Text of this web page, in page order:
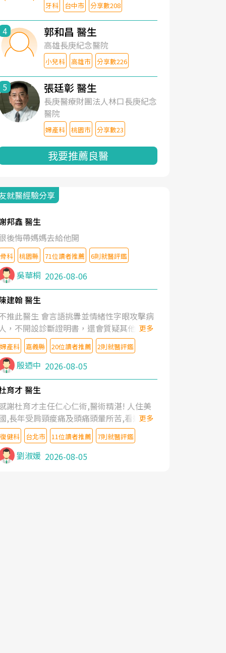
牙科 台中市 分享數208
4 郭和昌 醫生
高雄長庚紀念醫院
小兒科 高雄市 分享數226
5 張廷彰 醫生
長庚醫療財團法人林口長庚紀念
醫院
婦產科 桃園市 分享數23
我要推薦良醫
就醫經驗分享
邦鑫 醫生
後悔帶媽媽去給他開
骨科 桃園縣 71位讀者推薦 6則就醫評鑑
吳華桐 2026-08-06
建翰 醫生
推此醫生 會言語挑釁並情緒性字眼攻擊病
，不開設診斷證明書，還會質疑其他醫生
判斷！
更多
婦產科 嘉義縣 20位讀者推薦 2則就醫評鑑
殷迺中 2026-08-05
育才 醫生
謝杜育才主任仁心仁術,醫術精湛! 人住美
,長年受肩頸痠痛及頭痛頭暈所苦,看遍名醫
授,做了各種檢查,也嘗試過西醫打針,中醫
灸及物理徒手治療都沒有用,後來連吃到嗎
類止痛藥都效果有限,只是壓症狀,沒多久就
起來,多年失眠嚴重影響生活品質. 台灣親
更多
復健科 台北市 11位讀者推薦 7則就醫評鑑
劉淑媛 2026-08-05